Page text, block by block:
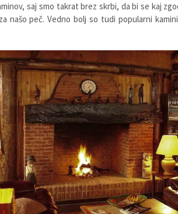
saj smo takrat brez skrbi, da bi se kaj
našo peč. Vedno bolj so tudi popularni